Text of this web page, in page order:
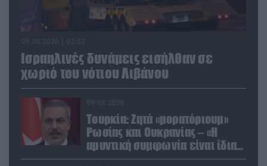
Ισραηλινές δυνάμεις εισήλθαν σε
χωριό του νότιου Λιβάνου
Τουρκία: Ζητά «μορατόριουμ»
Ρωσίας και Ουκρανίας – «Η
αμυντική συμφωνία είναι ίδια
με το άρθρο 5 του ΝΑΤΟ» (upd)